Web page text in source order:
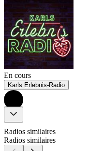
En cours
Karls Erlebnis-Radio
Radios similaires
Radios similaires